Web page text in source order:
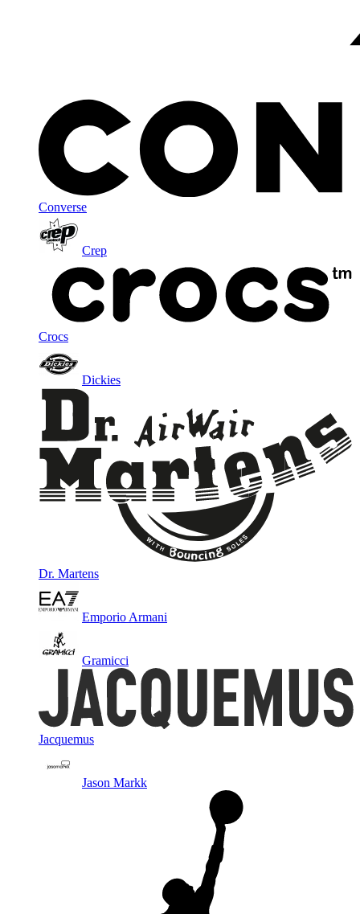
Converse
Crep
Crocs
Dickies
Dr. Martens
Emporio Armani
Gramicci
Jacquemus
Jason Markk